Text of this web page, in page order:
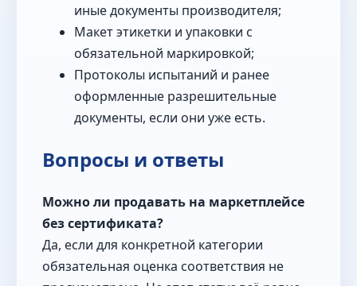
иные документы производителя;
Макет этикетки и упаковки с
обязательной маркировкой;
Протоколы испытаний и ранее
оформленные разрешительные
документы, если они уже есть.
Вопросы и ответы
Можно ли продавать на маркетплейсе
без сертификата?
Да, если для конкретной категории
обязательная оценка соответствия не